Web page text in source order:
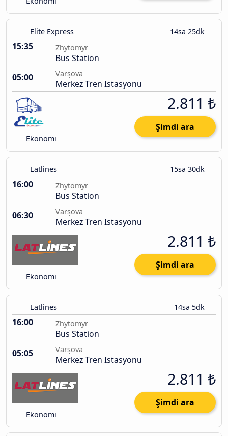
Elite Express 14sa 25dk
15:35 Zhytomyr
Bus Station
05:00
Varşova
Merkez Tren Istasyonu
Ekonomi
2.811 ₺
Şimdi ara
Latlines 15sa 30dk
16:00 Zhytomyr
Bus Station
06:30
Varşova
Merkez Tren Istasyonu
Ekonomi
2.811 ₺
Şimdi ara
Latlines 14sa 5dk
16:00 Zhytomyr
Bus Station
05:05
Varşova
Merkez Tren Istasyonu
Ekonomi
2.811 ₺
Şimdi ara